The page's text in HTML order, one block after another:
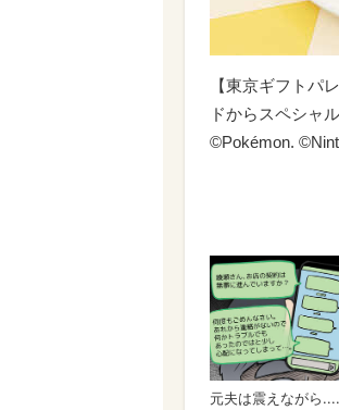
【東京ギフトパ
ドからスペシャ
©Pokémon.